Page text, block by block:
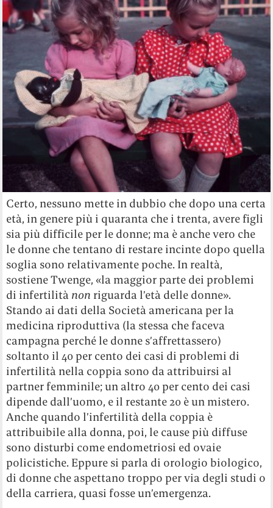
Certo, nessuno mette in dubbio che dopo una certa
età, in genere più i quaranta che i trenta, avere figli
sia più difficile per le donne; ma è anche vero che
le donne che tentano di restare incinte dopo quella
soglia sono relativamente poche. In realtà,
sostieneTwenge, «la maggior parte dei problemi
di infertilità non riguarda l’età delle donne».
Stando ai dati della Società americana per la
medicina riproduttiva (la stessa che faceva
campagna perché le donne s’affrettassero)
soltanto il 40 per cento dei casi di problemi di
infertilità nella coppia sono da attribuirsi al
partner femminile; un altro 40 per cento dei casi
dipende dall’uomo, e il restante 20 è un mistero.
Anche quando l’infertilità della coppia è
attribuibile alla donna, poi, le cause più diffuse
sono disturbi come endometriosi ed ovaie
policistiche. Eppure si parla di orologio biologico,
di donne che aspettano troppo per via degli studi o
della carriera, quasi fosse un’emergenza.